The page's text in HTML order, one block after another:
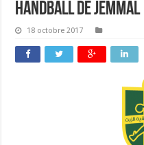
Handball de Jemmal
18 octobre 2017